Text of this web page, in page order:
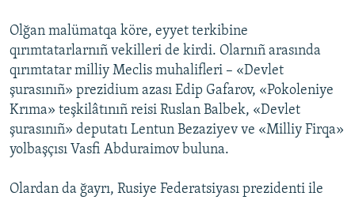
Українською
QOŞULIÑIZ!
RFE/RS bütün saytları
Olğan malümatqa köre, eyyet terkibine
qırımtatarlarnıñ vekilleri de kirdi. Olarnıñ arasında
qırımtatar milliy Meclis muhalifleri – «Devlet
şurasınıñ» prezidium azası Edip Gafarov, «Pokoleniye
Krıma» teşkilâtınıñ reisi Ruslan Balbek, «Devlet
şurasınıñ» deputatı Lentun Bezaziyev ve «Milliy Firqa»
yolbaşçısı Vasfi Abduraimov buluna.
Olardan da ğayrı, Rusiye Federatsiyası prezidenti ile